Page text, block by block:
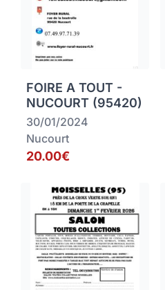
FOIRE A TOUT -
NUCOURT (95420)
30/01/2024
Nucourt
20.00€